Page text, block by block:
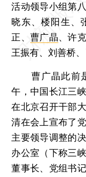
活动领导小组第
晓东、楼阳生、
正、曹广晶、许
王振有、刘善桥
曹广晶此前是
午，中国长江三
在北京召开干部
清在会上宣布了
主要领导调整的
办公室（下称三
董事长、党组书